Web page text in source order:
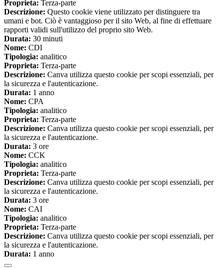
Proprieta: Terza-parte
Descrizione: Questo cookie viene utilizzato per distinguere tra
umani e bot. Ciò è vantaggioso per il sito Web, al fine di effettuare
rapporti validi sull'utilizzo del proprio sito Web.
Durata: 30 minuti
Nome: CDI
Tipologia: analitico
Proprieta: Terza-parte
Descrizione: Canva utilizza questo cookie per scopi essenziali, per
la sicurezza e l'autenticazione.
Durata: 1 anno
Nome: CPA
Tipologia: analitico
Proprieta: Terza-parte
Descrizione: Canva utilizza questo cookie per scopi essenziali, per
la sicurezza e l'autenticazione.
Durata: 3 ore
Nome: CCK
Tipologia: analitico
Proprieta: Terza-parte
Descrizione: Canva utilizza questo cookie per scopi essenziali, per
la sicurezza e l'autenticazione.
Durata: 3 ore
Nome: CAI
Tipologia: analitico
Proprieta: Terza-parte
Descrizione: Canva utilizza questo cookie per scopi essenziali, per
la sicurezza e l'autenticazione.
Durata: 1 anno